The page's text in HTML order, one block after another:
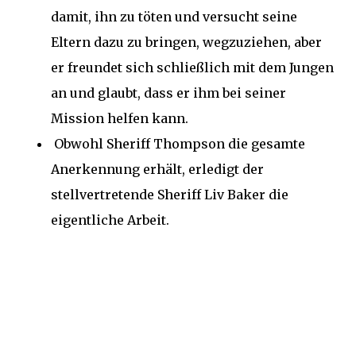
damit, ihn zu töten und versucht seine
Eltern dazu zu bringen, wegzuziehen, aber
er freundet sich schließlich mit dem Jungen
an und glaubt, dass er ihm bei seiner
Mission helfen kann.
Obwohl Sheriff Thompson die gesamte
Anerkennung erhält, erledigt der
stellvertretende Sheriff Liv Baker die
eigentliche Arbeit.